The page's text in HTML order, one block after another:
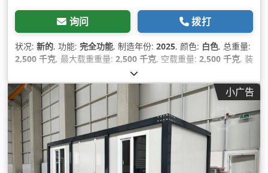
询问 拨打
状况: 新的, 功能: 完全功能, 制造年份: 2025, 颜色: 白色, 总重量:
2,500 千克, 最大载重重量: 2,500 千克, 空载重量: 2,500 千克, 装
, 装载空间宽度:
度:6,000 毫米, 货舱高度:2,500 毫米, 机器/车辆编号:
Wohncontainer FALCON, 小广告